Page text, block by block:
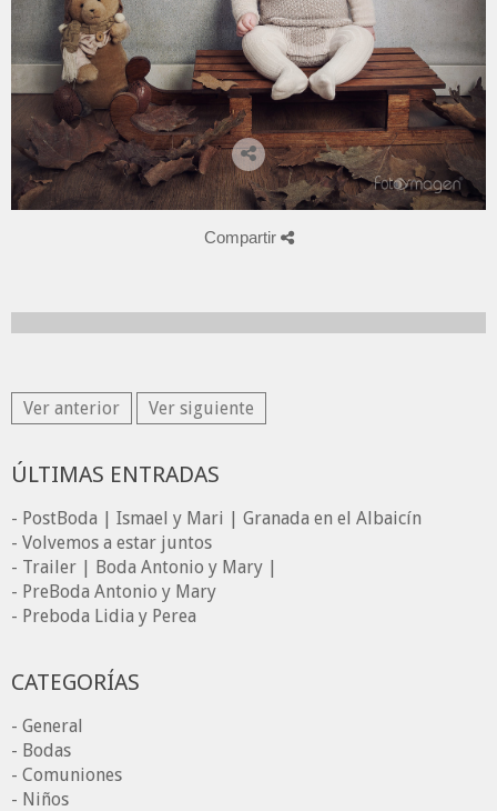
Compartir
Ver anterior Ver siguiente
ÚLTIMAS ENTRADAS
- PostBoda | Ismael y Mari | Granada en el Albaicín
- Volvemos a estar juntos
- Trailer | Boda Antonio y Mary |
- PreBoda Antonio y Mary
- Preboda Lidia y Perea
CATEGORÍAS
- General
- Bodas
- Comuniones
- Niños